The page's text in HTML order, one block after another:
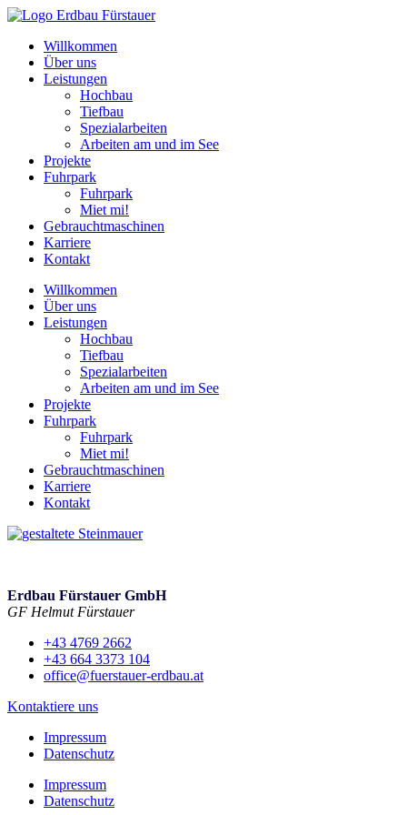
Willkommen
Über uns
Leistungen
Hochbau
Tiefbau
Spezialarbeiten
Arbeiten am und im See
Projekte
Fuhrpark
Fuhrpark
Miet mi!
Gebrauchtmaschinen
Karriere
Kontakt
Willkommen
Über uns
Leistungen
Hochbau
Tiefbau
Spezialarbeiten
Arbeiten am und im See
Projekte
Fuhrpark
Fuhrpark
Miet mi!
Gebrauchtmaschinen
Karriere
Kontakt
Erdbau Fürstauer GmbH
GF Helmut Fürstauer
+43 4769 2662
+43 664 3373 104
office@fuerstauer-erdbau.at
Kontaktiere uns
Impressum
Datenschutz
Impressum
Datenschutz